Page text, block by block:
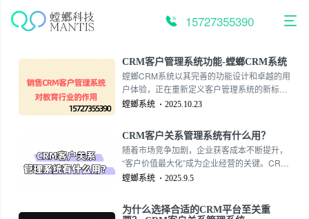
15727355390
CRM客户管理系统功能-螳螂CRM系统
螳螂CRM系统以其完善的功能设计和卓越的用
户体验，正在重新定义客户管理系统的新标
准。该系统通过模块化的功能组合和智能化的
持。CRM客户管理系统功能-螳螂CRM系统
螳螂系统 2025.10.23
CRM客户关系管理系统有什么用？
随着市场竞争加剧，企业获客成本不断提升，
“客户价值最大化”成为企业经营的关键。CRM
客户关系管理系统的作用，不仅仅是记录客户
户，实现降本增效和持续增长。那么，螳螂科
技CRM客户关系管理系统到底能为企业带来哪
螳螂系统 2025.9.5
为什么选择合适的CRM平台至关重